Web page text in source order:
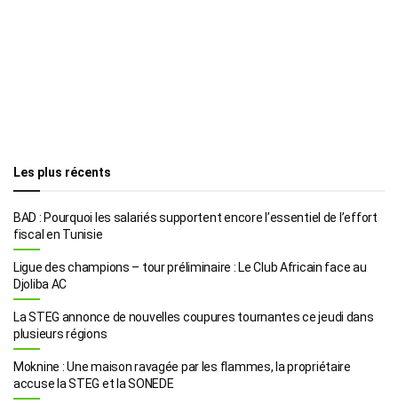
Les plus récents
BAD : Pourquoi les salariés supportent encore l’essentiel de l’effort
fiscal en Tunisie
Ligue des champions – tour préliminaire : Le Club Africain face au
Djoliba AC
La STEG annonce de nouvelles coupures tournantes ce jeudi dans
plusieurs régions
Moknine : Une maison ravagée par les flammes, la propriétaire
accuse la STEG et la SONEDE